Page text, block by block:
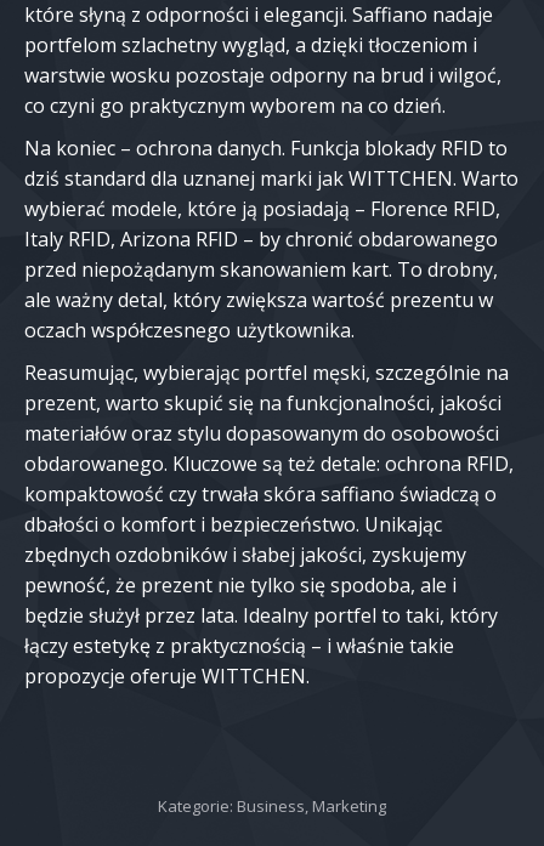
które słyną z odporności i elegancji. Saffiano nadaje
portfelom szlachetny wygląd, a dzięki tłoczeniom i
warstwie wosku pozostaje odporny na brud i wilgoć,
co czyni go praktycznym wyborem na co dzień.
Na koniec – ochrona danych. Funkcja blokady RFID to
dziś standard dla uznanej marki jak WITTCHEN. Warto
wybierać modele, które ją posiadają – Florence RFID,
Italy RFID, Arizona RFID – by chronić obdarowanego
przed niepożądanym skanowaniem kart. To drobny,
ale ważny detal, który zwiększa wartość prezentu w
oczach współczesnego użytkownika.
Reasumując, wybierając portfel męski, szczególnie na
prezent, warto skupić się na funkcjonalności, jakości
materiałów oraz stylu dopasowanym do osobowości
obdarowanego. Kluczowe są też detale: ochrona RFID,
kompaktowość czy trwała skóra saffiano świadczą o
dbałości o komfort i bezpieczeństwo. Unikając
zbędnych ozdobników i słabej jakości, zyskujemy
pewność, że prezent nie tylko się spodoba, ale i
będzie służył przez lata. Idealny portfel to taki, który
łączy estetykę z praktycznością – i właśnie takie
propozycje oferuje WITTCHEN.
Kategorie: Business,Marketing